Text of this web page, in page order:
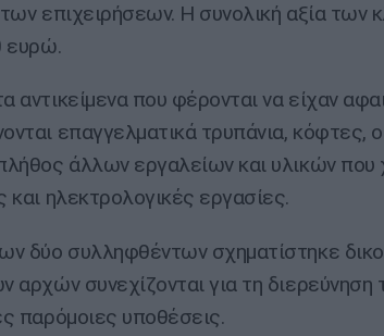
των επιχειρήσεων. Η συνολική αξία των
ευρώ.
αντικείμενα που φέρονται να είχαν
επαγγελματικά τρυπάνια, κόφτες,
άλλων εργαλείων και υλικών που
και ηλεκτρολογικές εργασίες.
δύο συλληφθέντων σχηματίστηκε
αρχών συνεχίζονται για τη
παρόμοιες υποθέσεις.